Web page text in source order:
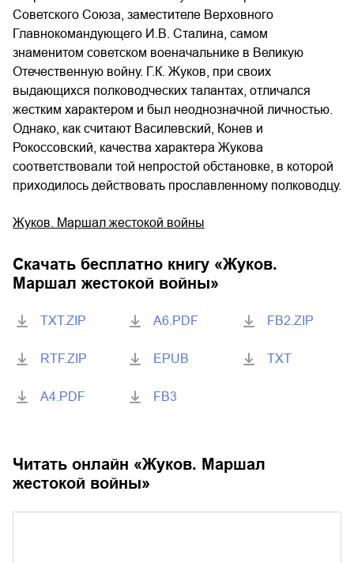
Советского Союза, заместителе Верховного
Главнокомандующего И.В. Сталина, самом
знаменитом советском военачальнике в Великую
Отечественную войну. Г.К. Жуков, при своих
выдающихся полководческих талантах, отличался
жестким характером и был неоднозначной личностью.
Однако, как считают Василевский, Конев и
Рокоссовский, качества характера Жукова
соответствовали той непростой обстановке, в которой
приходилось действовать прославленному полководцу.
Жуков. Маршал жестокой войны
Скачать бесплатно книгу «Жуков.
Маршал жестокой войны»
TXT.ZIP
RTF.ZIP
A4.PDF
A6.PDF
EPUB
FB3
FB2.ZIP
TXT
Читать онлайн «Жуков. Маршал
жестокой войны»